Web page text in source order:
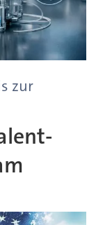
zur